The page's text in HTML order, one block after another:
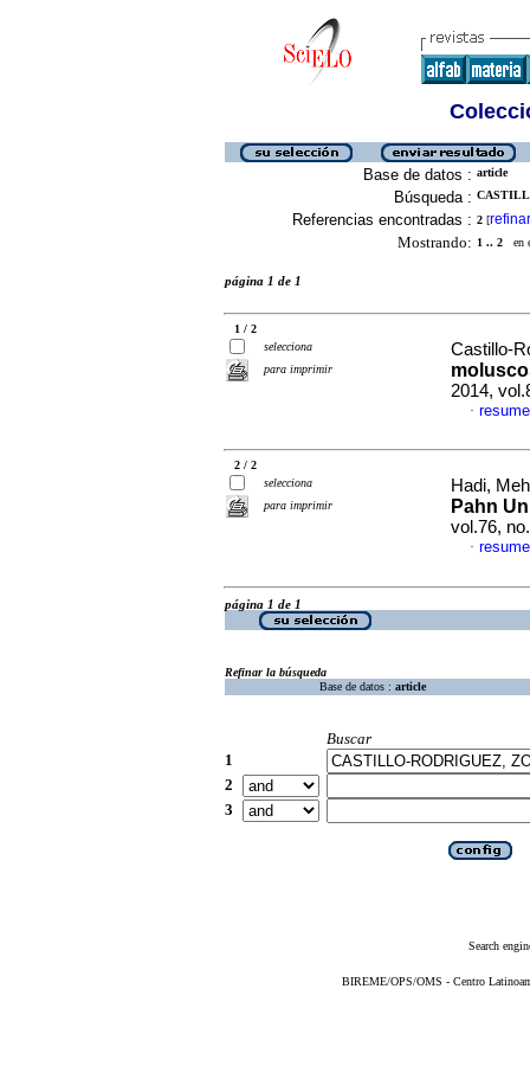
Base de datos : article
Búsqueda :
Referencias encontradas : 2 [refinar
Mostrando: 1 .. 2 en
página 1 de 1
1 / 2
selecciona
para imprimir
Castillo-
2014,
·
2 / 2
selecciona
para imprimir
Hadi,
Pahn
vol.76,
·
página 1 de 1
Refinar la búsqueda
Base de datos : article
Buscar
1
2
3
Search
BIREME/OPS/OMS - Centro